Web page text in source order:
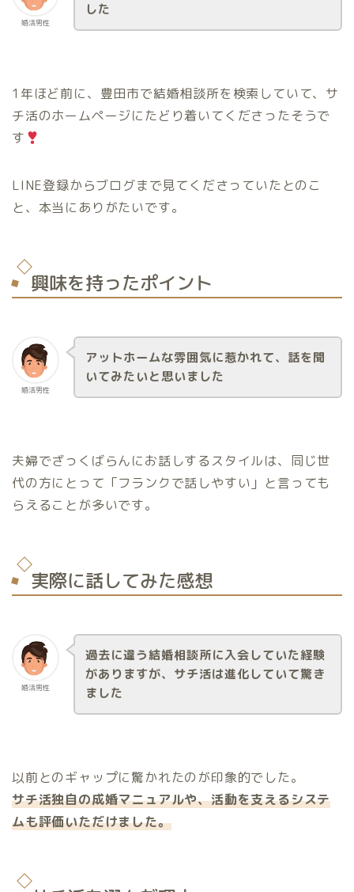
婚活男性
した
1年ほど前に、豊田市で結婚相談所を検索していて、サ
チ活のホームページにたどり着いてくださったそうで
す
LINE登録からブログまで見てくださっていたとのこ
と、本当にありがたいです。
興味を持ったポイント
婚活男性
アットホームな雰囲気に惹かれて、話を聞
いてみたいと思いました
夫婦でざっくばらんにお話しするスタイルは、同じ世
代の方にとって「フランクで話しやすい」と言っても
らえることが多いです。
実際に話してみた感想
婚活男性
過去に違う結婚相談所に入会していた経験
がありますが、サチ活は進化していて驚き
ました
以前とのギャップに驚かれたのが印象的でした。
サチ活独自の成婚マニュアルや、活動を支えるシステ
ムも評価いただけました。